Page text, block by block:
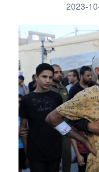
科技
文化
访谈
法律 中
学术中国 乡
2023-